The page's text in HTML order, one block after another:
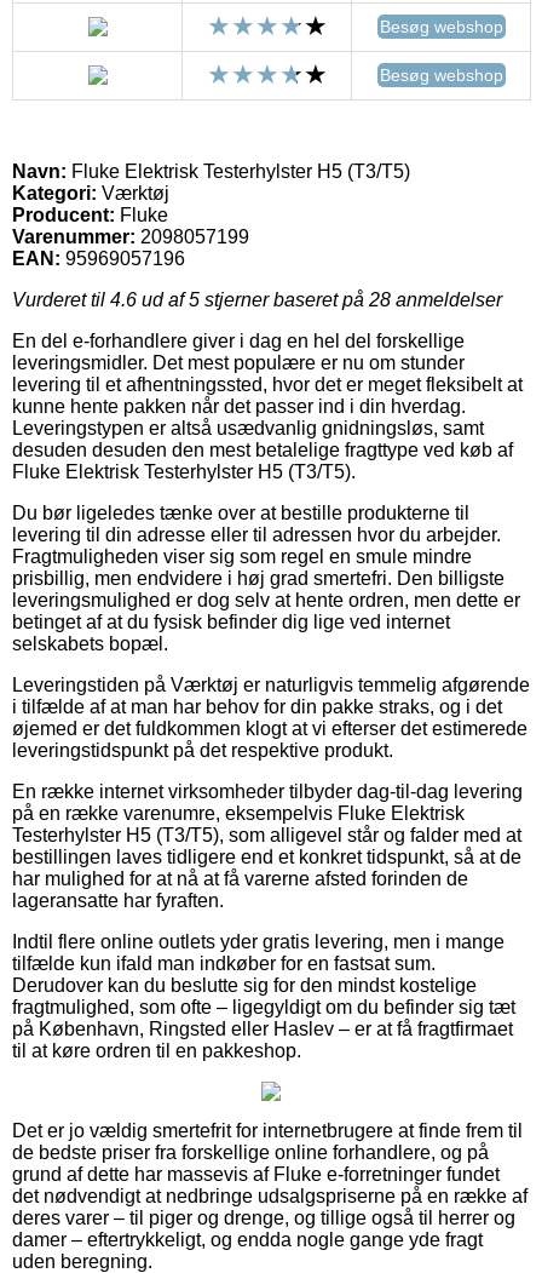
Besøg webshop
Besøg webshop
Navn: Fluke Elektrisk Testerhylster H5 (T3/T5)
Kategori: Værktøj
Producent: Fluke
Varenummer: 2098057199
EAN: 95969057196
Vurderet til 4.6 ud af 5 stjerner baseret på 28 anmeldelser
En del e-forhandlere giver i dag en hel del forskellige
leveringsmidler. Det mest populære er nu om stunder
levering til et afhentningssted, hvor det er meget fleksibelt at
kunne hente pakken når det passer ind i din hverdag.
Leveringstypen er altså usædvanlig gnidningsløs, samt
desuden desuden den mest betalelige fragttype ved køb af
Fluke Elektrisk Testerhylster H5 (T3/T5).
Du bør ligeledes tænke over at bestille produkterne til
levering til din adresse eller til adressen hvor du arbejder.
Fragtmuligheden viser sig som regel en smule mindre
prisbillig, men endvidere i høj grad smertefri. Den billigste
leveringsmulighed er dog selv at hente ordren, men dette er
betinget af at du fysisk befinder dig lige ved internet
selskabets bopæl.
Leveringstiden på Værktøj er naturligvis temmelig afgørende
i tilfælde af at man har behov for din pakke straks, og i det
øjemed er det fuldkommen klogt at vi efterser det estimerede
leveringstidspunkt på det respektive produkt.
En række internet virksomheder tilbyder dag-til-dag levering
på en række varenumre, eksempelvis Fluke Elektrisk
Testerhylster H5 (T3/T5), som alligevel står og falder med at
bestillingen laves tidligere end et konkret tidspunkt, så at de
har mulighed for at nå at få varerne afsted forinden de
lageransatte har fyraften.
Indtil flere online outlets yder gratis levering, men i mange
tilfælde kun ifald man indkøber for en fastsat sum.
Derudover kan du beslutte sig for den mindst kostelige
fragtmulighed, som ofte – ligegyldigt om du befinder sig tæt
på København, Ringsted eller Haslev – er at få fragtfirmaet
til at køre ordren til en pakkeshop.
Det er jo vældig smertefrit for internetbrugere at finde frem til
de bedste priser fra forskellige online forhandlere, og på
grund af dette har massevis af Fluke e-forretninger fundet
det nødvendigt at nedbringe udsalgspriserne på en række af
deres varer – til piger og drenge, og tillige også til herrer og
damer – eftertrykkeligt, og endda nogle gange yde fragt
uden beregning.